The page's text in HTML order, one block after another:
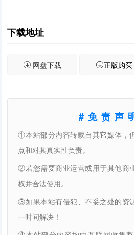
下载地址
网盘下载 正版购买
#免责声
①本站部分内容转载自其它媒体，
点和对其真实性负责。
②若您需要商业运营或用于其他商
权并合法使用。
③如果本站有侵犯、不妥之处的资
一时间解决！